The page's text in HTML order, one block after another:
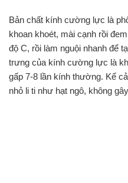
Bản chất kính cường lực là
khoan khoét, mài cạnh rồi
độ C, rồi làm nguội nhanh để
trưng của kính cường lực là
gấp 7-8 lần kính thường. Kể
nhỏ li ti như hạt ngô, không